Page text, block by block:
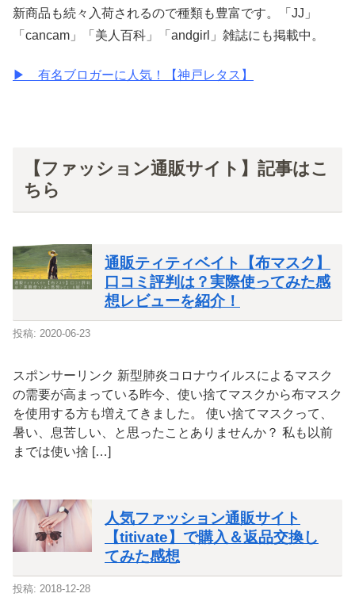
新商品も続々入荷されるので種類も豊富です。「JJ」
「cancam」「美人百科」「andgirl」雑誌にも掲載中。
▶ 有名ブロガーに人気！【神戸レタス】
【ファッション通販サイト】記事はこ
ちら
通販ティティベイト【布マスク】
口コミ評判は？実際使ってみた感
想レビューを紹介！
投稿: 2020-06-23
スポンサーリンク 新型肺炎コロナウイルスによるマスク
の需要が高まっている昨今、使い捨てマスクから布マスク
を使用する方も増えてきました。 使い捨てマスクって、
暑い、息苦しい、と思ったことありませんか？ 私も以前
までは使い捨 […]
人気ファッション通販サイト
【titivate】で購入＆返品交換し
てみた感想
投稿: 2018-12-28